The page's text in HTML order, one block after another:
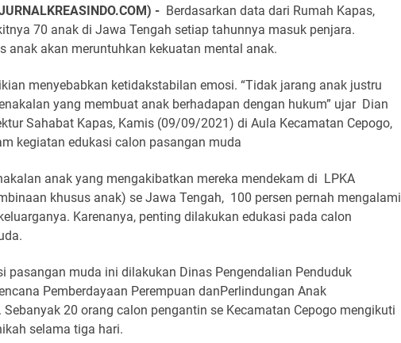
- Berdasarkan data dari Rumah Kapas,
70 anak di Jawa Tengah setiap tahunnya masuk penjara.
anak akan meruntuhkan kekuatan mental anak.
menyebabkan ketidakstabilan emosi. “Tidak jarang anak justru
yang membuat anak berhadapan dengan hukum” ujar Dian
Sahabat Kapas, Kamis (09/09/2021) di Aula Kecamatan Cepogo,
kegiatan edukasi calon pasangan muda
anak yang mengakibatkan mereka mendekam di LPKA
khusus anak) se Jawa Tengah, 100 persen pernah mengalami
Karenanya, penting dilakukan edukasi pada calon
pasangan muda ini dilakukan Dinas Pengendalian Penduduk
Pemberdayaan Perempuan danPerlindungan Anak
Sebanyak 20 orang calon pengantin se Kecamatan Cepogo mengikuti
selama tiga hari.